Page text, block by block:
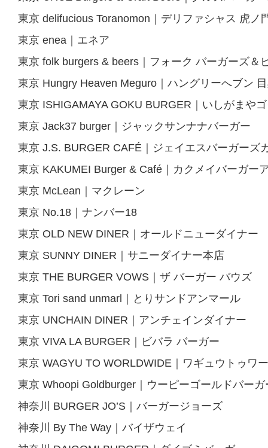
東京 delifucious Toranomon｜デリファシャス 虎ノ
東京 enea｜エネア
東京 folk burgers & beers｜フォーク バーガーズ＆
東京 Hungry Heaven Meguro｜ハングリーへブン
東京 ISHIGAMAYA GOKU BURGER｜いしがまや
東京 Jack37 burger｜ジャックサンナナバーガー
東京 J.S. BURGER CAFÉ｜ジェイエスバーガー
東京 KAKUMEI Burger & Café｜カクメイバーガー
東京 McLean｜マクレーン
東京 No.18｜ナンバー18
東京 OLD NEW DINER｜オールドニューダイナー
東京 SUNNY DINER｜サニーダイナー本店
東京 THE BURGER VOWS｜ザ バーガー バウズ
東京 Tori sand unmarl｜とりサンドアンマール
東京 UNCHAIN DINER｜アンチェインダイナー
東京 VIVA LA BURGER｜ビバラ バーガー
東京 WAGYU TO WORLDWIDE｜ワギュウトゥワ
東京 Whoopi Goldburger｜ウーピーゴールドバーガ
神奈川 BURGER JO’S｜バーガージョーズ
神奈川 By The Way｜バイザウェイ